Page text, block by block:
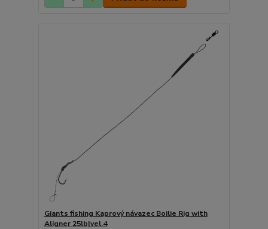
Giants fishing Kaprový návazec Boilie Rig with
Aligner 25lb|vel.4